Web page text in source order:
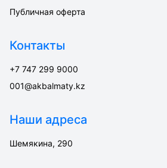
Публичная оферта
Контакты
+7 747 299 9000
001@akbalmaty.kz
Наши адреса
Шемякина, 290